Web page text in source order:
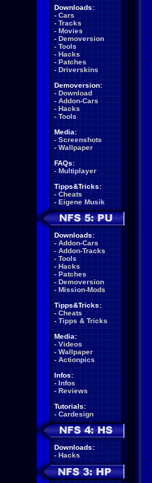
Downloads:
- Cars
- Tracks
- Movies
- Demoversion
- Tools
- Hacks
- Patches
- Driverskins
Demoversion:
- Download
- Addon-Cars
- Hacks
- Tools
Media:
- Screenshots
- Wallpaper
FAQs:
- Multiplayer
Tipps&Tricks:
- Cheats
- Eigene Musik
Downloads:
- Addon-Cars
- Addon-Tracks
- Tools
- Hacks
- Patches
- Demoversion
- Mission-Mods
Tipps&Tricks:
- Cheats
- Tipps & Tricks
Media:
- Videos
- Wallpaper
- Actionpics
Infos:
- Infos
- Reviews
Tutorials:
- Cardesign
Downloads:
- Hacks